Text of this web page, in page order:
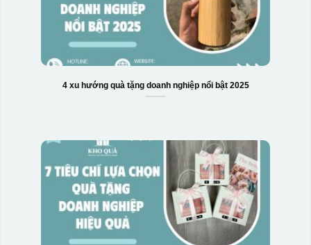
4 xu hướng quà tặng doanh nghiệp nổi bật 2025